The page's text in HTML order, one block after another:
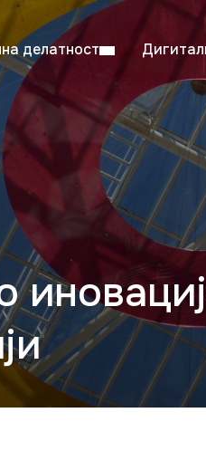
делатност
читаоница: 08:00–23:00
Радно време од 06.